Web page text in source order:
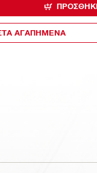
ΑΓΑΠΗΜΕΝΑ